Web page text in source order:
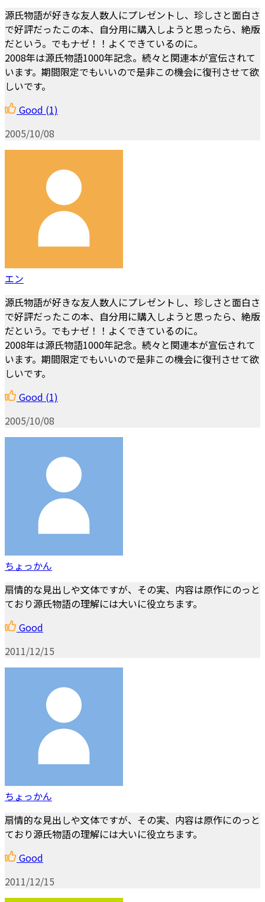
源氏物語が好きな友人数人にプレゼントし、珍しさと面白さ
で好評だったこの本、自分用に購入しようと思ったら、絶版
だという。でもナゼ！！よくできているのに。
2008年は源氏物語1000年記念。続々と関連本が宣伝されて
います。期間限定でもいいので是非この機会に復刊させて欲
しいです。
Good (1)
2005/10/08
エン
源氏物語が好きな友人数人にプレゼントし、珍しさと面白さ
で好評だったこの本、自分用に購入しようと思ったら、絶版
だという。でもナゼ！！よくできているのに。
2008年は源氏物語1000年記念。続々と関連本が宣伝されて
います。期間限定でもいいので是非この機会に復刊させて欲
しいです。
Good (1)
2005/10/08
ちょっかん
扇情的な見出しや文体ですが、その実、内容は原作にのっと
ており源氏物語の理解には大いに役立ちます。
Good
2011/12/15
ちょっかん
扇情的な見出しや文体ですが、その実、内容は原作にのっと
ており源氏物語の理解には大いに役立ちます。
Good
2011/12/15